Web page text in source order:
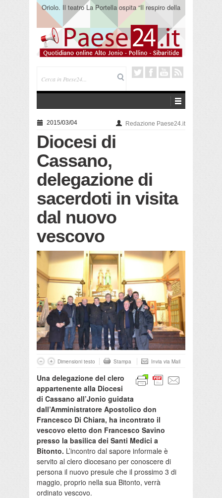
Oriolo. Il teatro La Portella ospita “Il respiro della
terra” del collettivo 365
2015/03/04 Redazione Paese24.it
Diocesi di
Cassano,
delegazione di
sacerdoti in visita
dal nuovo
vescovo
Dimensioni testo Stampa Invia via Mail
Una delegazione del clero
appartenente alla Diocesi
di Cassano all’Jonio guidata
dall’Amministratore Apostolico don
Francesco Di Chiara, ha incontrato il
vescovo eletto don Francesco Savino
presso la basilica dei Santi Medici a
Bitonto. L’incontro dal sapore informale è
servito al clero diocesano per conoscere di
persona il nuovo presule che il prossimo 3 di
maggio, proprio nella sua Bitonto, verrà
ordinato vescovo.